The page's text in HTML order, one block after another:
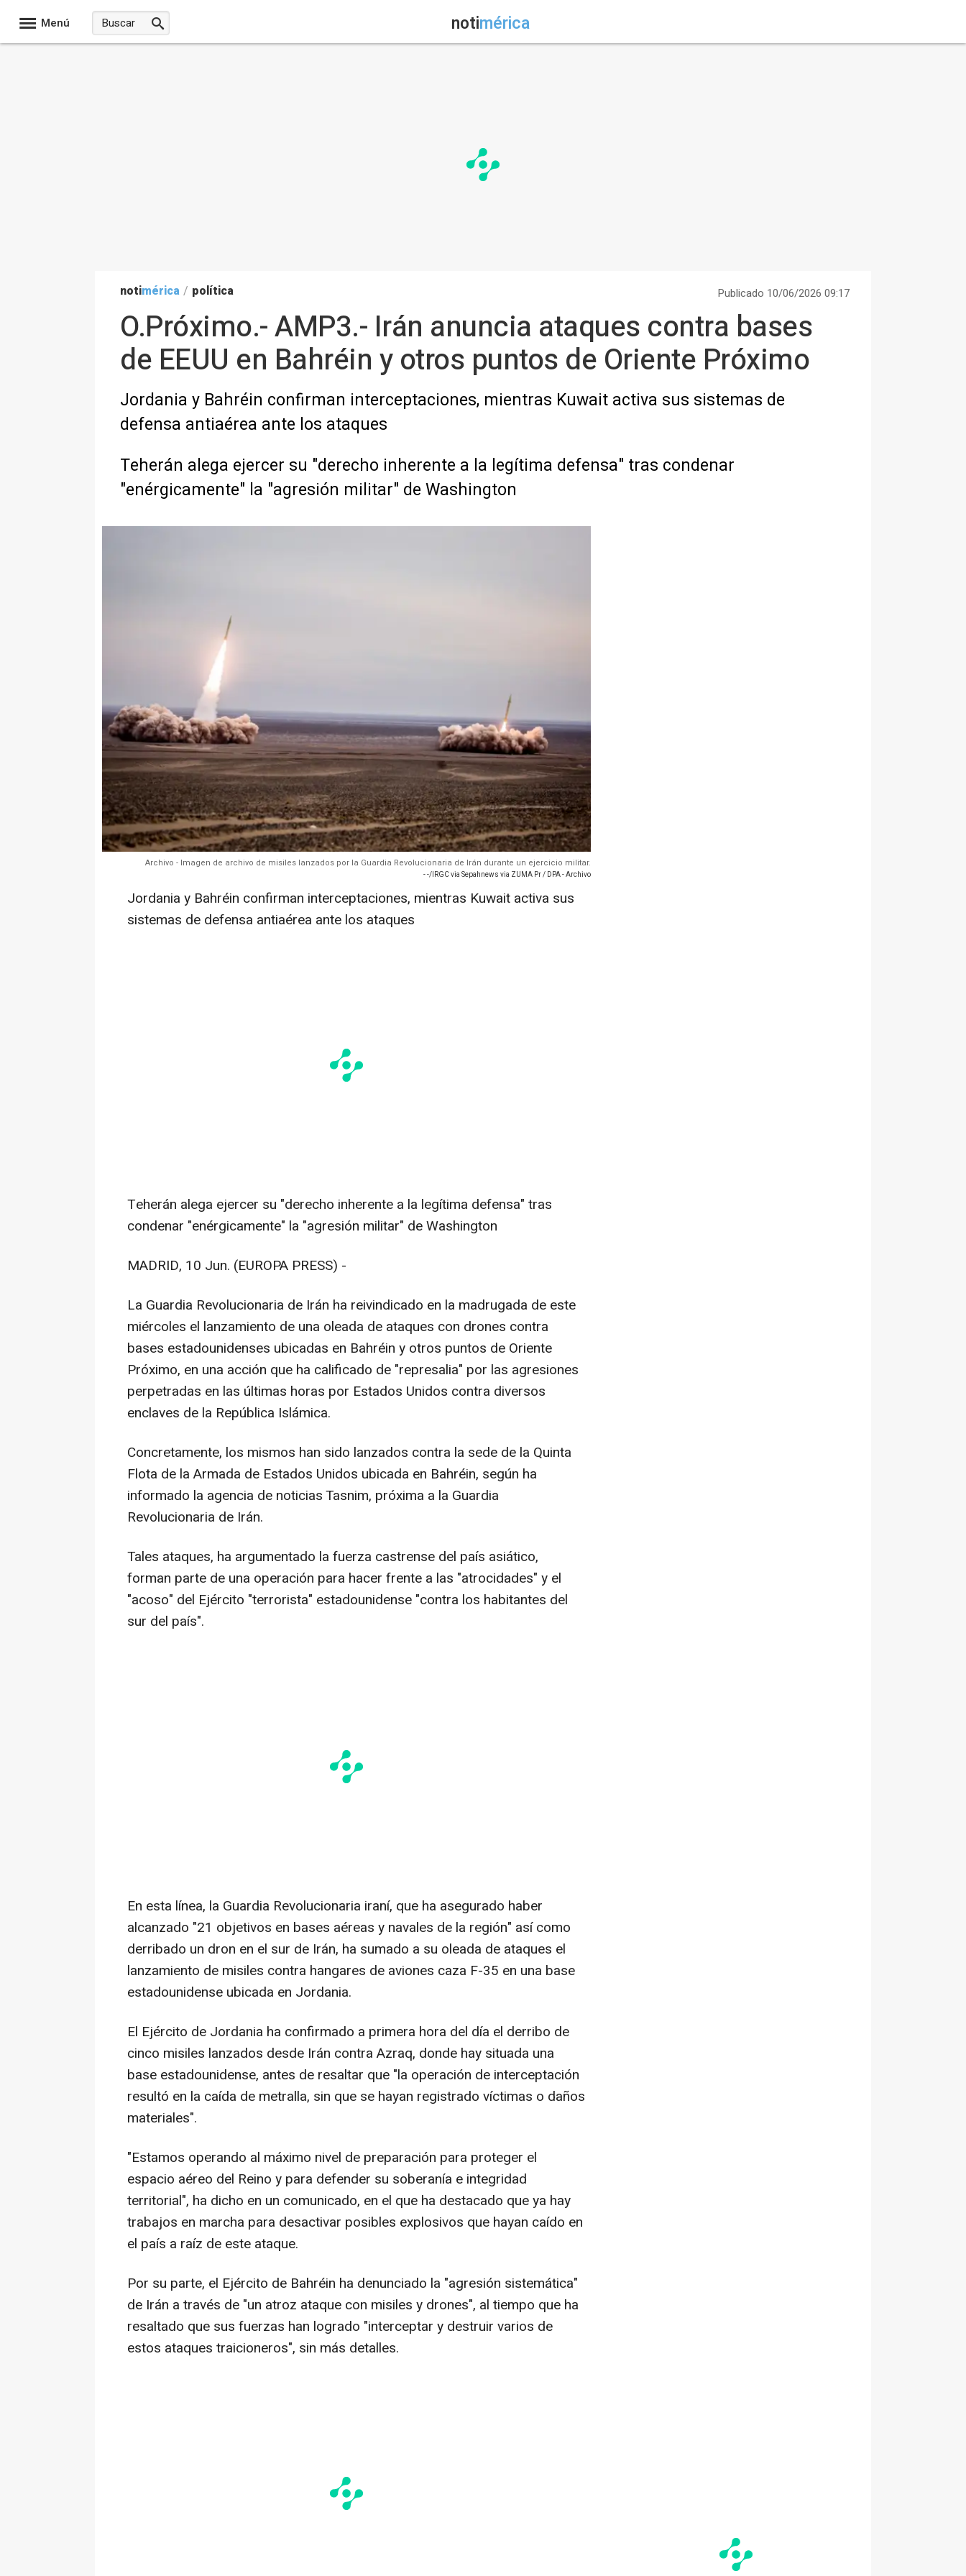
Menú notimérica
notimérica / política Publicado 10/06/2026 09:17
O.Próximo.- AMP3.- Irán anuncia ataques contra bases
de EEUU en Bahréin y otros puntos de Oriente Próximo
Jordania y Bahréin confirman interceptaciones, mientras Kuwait activa sus sistemas de
defensa antiaérea ante los ataques
Teherán alega ejercer su "derecho inherente a la legítima defensa" tras condenar
"enérgicamente" la "agresión militar" de Washington
Archivo - Imagen de archivo de misiles lanzados por la Guardia Revolucionaria de Irán durante un ejercicio militar.
- -/IRGC via Sepahnews via ZUMA Pr / DPA - Archivo
Jordania y Bahréin confirman interceptaciones, mientras Kuwait activa sus
sistemas de defensa antiaérea ante los ataques
Teherán alega ejercer su "derecho inherente a la legítima defensa" tras
condenar "enérgicamente" la "agresión militar" de Washington
MADRID, 10 Jun. (EUROPA PRESS) -
La Guardia Revolucionaria de Irán ha reivindicado en la madrugada de este
miércoles el lanzamiento de una oleada de ataques con drones contra
bases estadounidenses ubicadas en Bahréin y otros puntos de Oriente
Próximo, en una acción que ha calificado de "represalia" por las agresiones
perpetradas en las últimas horas por Estados Unidos contra diversos
enclaves de la República Islámica.
Concretamente, los mismos han sido lanzados contra la sede de la Quinta
Flota de la Armada de Estados Unidos ubicada en Bahréin, según ha
informado la agencia de noticias Tasnim, próxima a la Guardia
Revolucionaria de Irán.
Tales ataques, ha argumentado la fuerza castrense del país asiático,
forman parte de una operación para hacer frente a las "atrocidades" y el
"acoso" del Ejército "terrorista" estadounidense "contra los habitantes del
sur del país".
En esta línea, la Guardia Revolucionaria iraní, que ha asegurado haber
alcanzado "21 objetivos en bases aéreas y navales de la región" así como
derribado un dron en el sur de Irán, ha sumado a su oleada de ataques el
lanzamiento de misiles contra hangares de aviones caza F-35 en una base
estadounidense ubicada en Jordania.
El Ejército de Jordania ha confirmado a primera hora del día el derribo de
cinco misiles lanzados desde Irán contra Azraq, donde hay situada una
base estadounidense, antes de resaltar que "la operación de interceptación
resultó en la caída de metralla, sin que se hayan registrado víctimas o daños
materiales".
"Estamos operando al máximo nivel de preparación para proteger el
espacio aéreo del Reino y para defender su soberanía e integridad
territorial", ha dicho en un comunicado, en el que ha destacado que ya hay
trabajos en marcha para desactivar posibles explosivos que hayan caído en
el país a raíz de este ataque.
Por su parte, el Ejército de Bahréin ha denunciado la "agresión sistemática"
de Irán a través de "un atroz ataque con misiles y drones", al tiempo que ha
resaltado que sus fuerzas han logrado "interceptar y destruir varios de
estos ataques traicioneros", sin más detalles.